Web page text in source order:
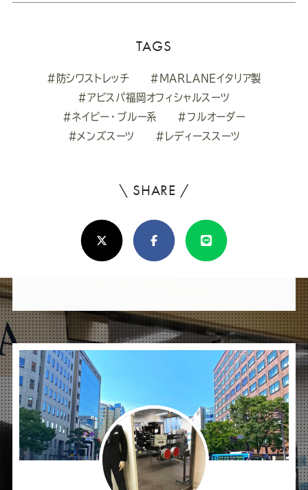
TAGS
#防シワストレッチ
#MARLANEイタリア製
#アビスパ福岡オフィシャルスーツ
#ネイビー・ブルー系
#フルオーダー
#メンズスーツ
#レディーススーツ
\ SHARE /
ろ
し
け
ば
シ
し
て
く
X(Twitter)FacebookLine